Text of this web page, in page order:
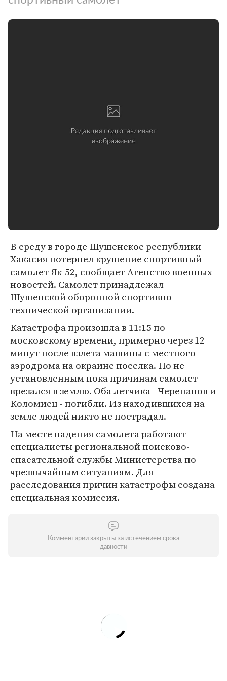
В среду в городе Шушенское республики
Хакасия потерпел крушение спортивный
самолет Як-52, сообщает Агенство военных
новостей. Самолет принадлежал
Шушенской оборонной спортивно-
технической организации.
Катастрофа произошла в 11:15 по
московскому времени, примерно через 12
минут после взлета машины с местного
аэродрома на окраине поселка. По не
установленным пока причинам самолет
врезался в землю. Оба летчика - Черепанов и
Коломиец - погибли. Из находившихся на
земле людей никто не пострадал.
На месте падения самолета работают
специалисты региональной поисково-
спасательной службы Министерства по
чрезвычайным ситуациям. Для
расследования причин катастрофы создана
специальная комиссия.
Комментарии закрыты за истечением срока
давности